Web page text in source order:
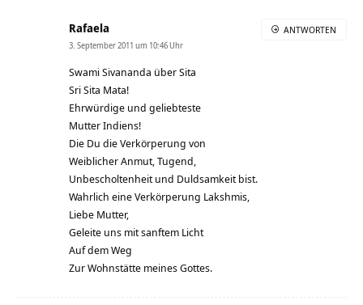
Rafaela
3. September 2011 um 10:46 Uhr
Swami Sivananda über Sita
Sri Sita Mata!
Ehrwürdige und geliebteste
Mutter Indiens!
Die Du die Verkörperung von
Weiblicher Anmut, Tugend,
Unbescholtenheit und Duldsamkeit bist.
Wahrlich eine Verkörperung Lakshmis,
Liebe Mutter,
Geleite uns mit sanftem Licht
Auf dem Weg
Zur Wohnstätte meines Gottes.
ANTWORTEN